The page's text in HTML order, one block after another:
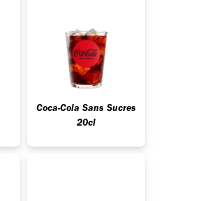
Coca-Cola Sans Sucres
20cl